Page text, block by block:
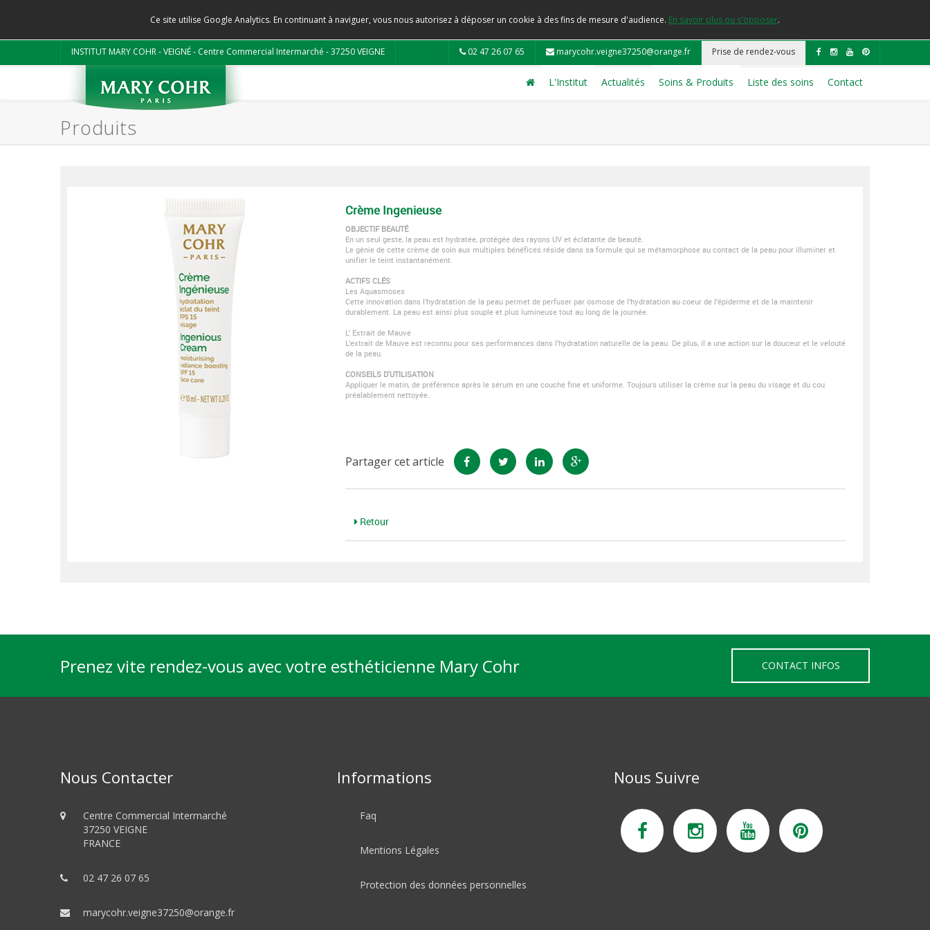
Ce site utilise Google Analytics. En continuant à naviguer, vous nous autorisez à déposer un cookie à des fins de mesure d'audience. En savoir plus ou s'opposer.
INSTITUT MARY COHR - VEIGNÉ - Centre Commercial Intermarché - 37250 VEIGNE 02 47 26 07 65 marycohr.veigne37250@orange.fr Prise de rendez-vous
L'Institut Actualités Soins & Produits Liste des soins Contact
Produits
Crème Ingenieuse
OBJECTIF BEAUTÉ
En un seul geste, la peau est hydratée, protégée des rayons UV et éclatante de beauté.
Le génie de cette crème de soin aux multiples bénéfices réside dans sa formule qui se métamorphose au contact de la peau pour illuminer et
unifier le teint instantanément.
ACTIFS CLÉS
Les Aquasmoses
Cette innovation dans l’hydratation de la peau permet de perfuser par osmose de l’hydratation au coeur de l’épiderme et de la maintenir
durablement. La peau est ainsi plus souple et plus lumineuse tout au long de la journée.
L’ Extrait de Mauve
L’extrait de Mauve est reconnu pour ses performances dans l’hydratation naturelle de la peau. De plus, il a une action sur la douceur et le velouté
de la peau.
CONSEILS D'UTILISATION
Appliquer le matin, de préférence après le sérum en une couche fine et uniforme. Toujours utiliser la crème sur la peau du visage et du cou
préalablement nettoyée.
Partager cet article
Retour
CONTACT INFOS
Prenez vite rendez-vous avec votre esthéticienne Mary Cohr
Nous Contacter
Centre Commercial Intermarché
37250 VEIGNE
FRANCE
02 47 26 07 65
marycohr.veigne37250@orange.fr
Informations
Faq
Mentions Légales
Protection des données personnelles
Nous Suivre